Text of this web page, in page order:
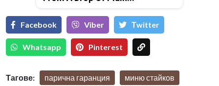
Facebook Viber Тwitter
Whatsapp Pinterest
Тагове: парична гаранция миню стайков